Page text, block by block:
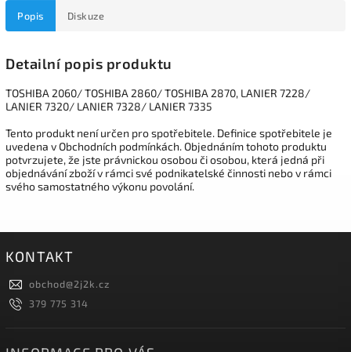
Popis Diskuze
Detailní popis produktu
TOSHIBA 2060/ TOSHIBA 2860/ TOSHIBA 2870, LANIER 7228/
LANIER 7320/ LANIER 7328/ LANIER 7335
Tento produkt není určen pro spotřebitele. Definice spotřebitele je
uvedena v Obchodních podmínkách. Objednáním tohoto produktu
potvrzujete, že jste právnickou osobou či osobou, která jedná při
objednávání zboží v rámci své podnikatelské činnosti nebo v rámci
svého samostatného výkonu povolání.
KONTAKT
obchod@2j2k.cz
379 775 314